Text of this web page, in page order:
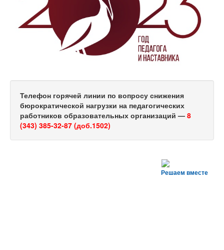
Телефон горячей линии по вопросу снижения
бюрократической нагрузки на педагогических
работников образовательных организаций — 8
(343) 385-32-87 (доб.1502)
Решаем вместе